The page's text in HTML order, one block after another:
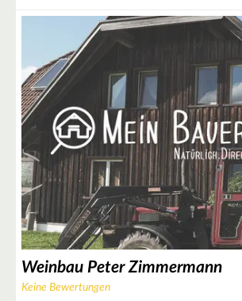
Weinbau Peter Zimmermann
Keine Bewertungen
© OpenStreetMap contributors ♥, tiles generated by